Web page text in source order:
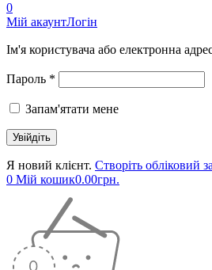
0
Мій акаунтЛогін
Ім'я користувача або електронна
Пароль *
Запам'ятати мене
Я новий клієнт. Створіть обліковий
0 Мій кошик0.00грн.